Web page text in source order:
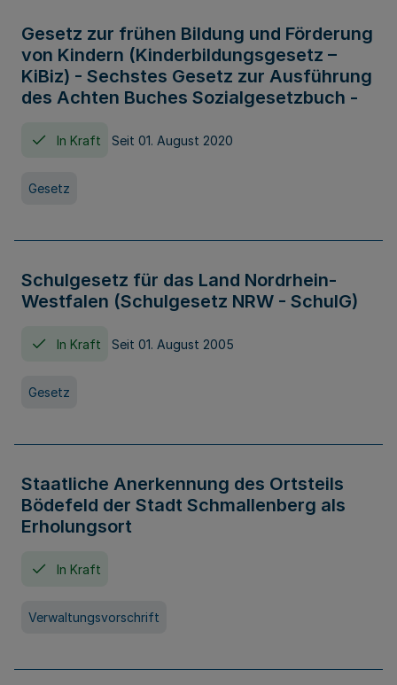
Gesetz zur frühen Bildung und Förderung
von Kindern (Kinderbildungsgesetz –
KiBiz) - Sechstes Gesetz zur Ausführung
des Achten Buches Sozialgesetzbuch -
In Kraft Seit 01. August 2020
Gesetz
Schulgesetz für das Land Nordrhein-
Westfalen (Schulgesetz NRW - SchulG)
In Kraft Seit 01. August 2005
Gesetz
Staatliche Anerkennung des Ortsteils
Bödefeld der Stadt Schmallenberg als
Erholungsort
In Kraft
Verwaltungsvorschrift